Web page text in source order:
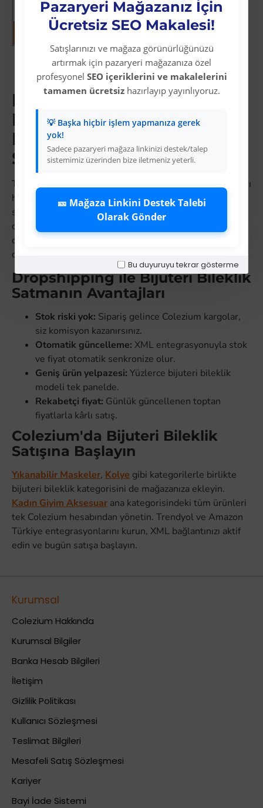
Pazaryeri Mağazanız İçin
Ücretsiz SEO Makalesi!
Satışlarınızı ve mağaza görünürlüğünüzü
artırmak için pazaryeri mağazanıza özel
profesyonel SEO içeriklerini ve makalelerini
tamamen ücretsizhazırlayıp yayınlıyoruz.
💡 Başka hiçbir işlem yapmanıza gerek
yok!
Sadece pazaryeri mağaza linkinizi destek/talep
sistemimiz üzerinden bize iletmeniz yeterli.
🎫 Mağaza Linkini Destek Talebi
Olarak Gönder
Bu duyuruyu tekrar gösterme
Gösterilen: 1 ile 11 arası, toplam: 11 (1
Sayfa)
Bijuteri Bileklik
Dropshipping:
Pazaryerinde Kazançlı
Satış Kategorisi
Trendyol ve Amazon Türkiye'da bijuteri bileklik aramaları
her ay milyonlarca kez gerçekleşir. Bu kategori, stoksuz
satış yapan e-ticaret satıcıları için sürekli talep, hızlı
devir ve yüksek kâr marjı sunar. Colezium'un güçlü
dropshipping altyapısıyla
dropshipping modeliyle riski sıfıra indirin.
Dropshipping ile Bijuteri Bileklik
Satmanın Avantajları
Stok riski yok: Sipariş gelince Colezium kargolar,
siz komisyon kazanırsınız.
Otomatik güncelleme: XML entegrasyonuyla stok
ve fiyat otomatik senkronize olur.
Geniş ürün yelpazesi: Yüzlerce bijuteri bileklik
modeli tek panelde.
Rekabetçi fiyat: Günlük güncellenen toptan
fiyatlarla kârlı satış.
Colezium'da Bijuteri Bileklik
Satışına Başlayın
Yıkanabilir Maskeler, Kolye gibi kategorilerle birlikte
bijuteri bileklik kategorisini de mağazanıza ekleyin.
Kadın Giyim Aksesuar ana kategorisindeki tüm ürünleri
tek Colezium hesabından yönetin. Trendyol ve Amazon
Türkiye entegrasyonlarını kurun, XML bağlantınızı aktif
edin ve bugün satışa başlayın.
Kurumsal
Colezium Hakkında
Kurumsal Bilgiler
Banka Hesab Bilgileri
İletişim
Gizlilik Politikası
Kullanıcı Sözleşmesi
Teslimat Bilgileri
Mesafeli Satış Sözleşmesi
Kariyer
Bayi İade Sistemi